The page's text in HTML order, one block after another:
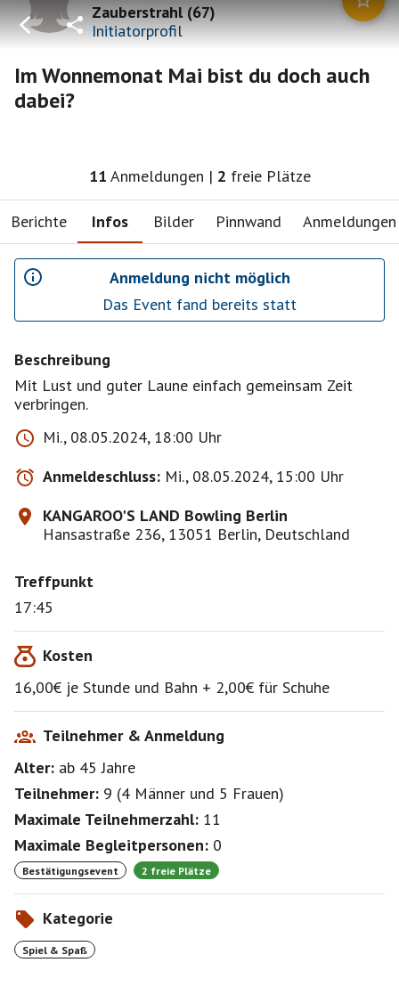
Zauberstrahl(67)
Initiatorprofil
Im Wonnemonat Mai bist du doch auch
dabei?
11 Anmeldungen | 2 freie Plätze
Berichte Infos Bilder Pinnwand Anmeldungen
Anmeldung nicht möglich
Das Event fand bereits statt
Beschreibung
Mit Lust und guter Laune einfach gemeinsam Zeit
verbringen.
Mi., 08.05.2024, 18:00 Uhr
Anmeldeschluss: Mi., 08.05.2024, 15:00 Uhr
KANGAROO'S LAND Bowling Berlin
Hansastraße 236, 13051 Berlin, Deutschland
Treffpunkt
17:45
Kosten
16,00€ je Stunde und Bahn + 2,00€ für Schuhe
Teilnehmer & Anmeldung
Alter: ab 45Jahre
Teilnehmer: 9 (4 Männer und 5 Frauen)
Maximale Teilnehmerzahl: 11
Maximale Begleitpersonen: 0
Bestätigungsevent 2 freie Plätze
Kategorie
Spiel & Spaß